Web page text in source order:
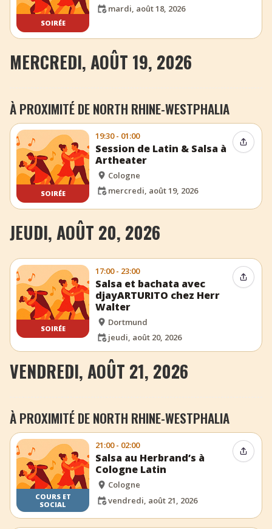
SOIRÉE
mardi, août 18, 2026
MERCREDI, AOÛT 19, 2026
À PROXIMITÉ DE NORTH RHINE-WESTPHALIA
SOIRÉE
19:30 - 01:00
Session de Latin & Salsa à
Artheater
Cologne
mercredi, août 19, 2026
JEUDI, AOÛT 20, 2026
SOIRÉE
17:00 - 23:00
Salsa et bachata avec
djayARTURITO chez Herr
Walter
Dortmund
jeudi, août 20, 2026
VENDREDI, AOÛT 21, 2026
À PROXIMITÉ DE NORTH RHINE-WESTPHALIA
COURS ET
SOCIAL
21:00 - 02:00
Salsa au Herbrand’s à
Cologne Latin
Cologne
vendredi, août 21, 2026